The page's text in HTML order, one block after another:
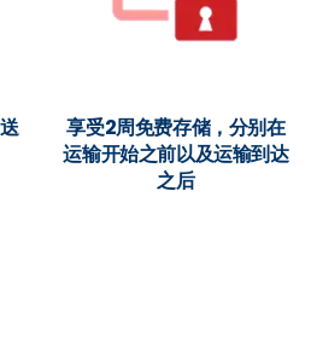
享受2周免费存储，分别在
运输开始之前以及运输到达
之后